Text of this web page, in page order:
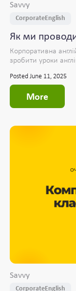
Savvy
CorporateEnglish
Як ми
Корпоративна
зробити уроки
Posted June 11, 2025
More
Savvy
CorporateEnglish